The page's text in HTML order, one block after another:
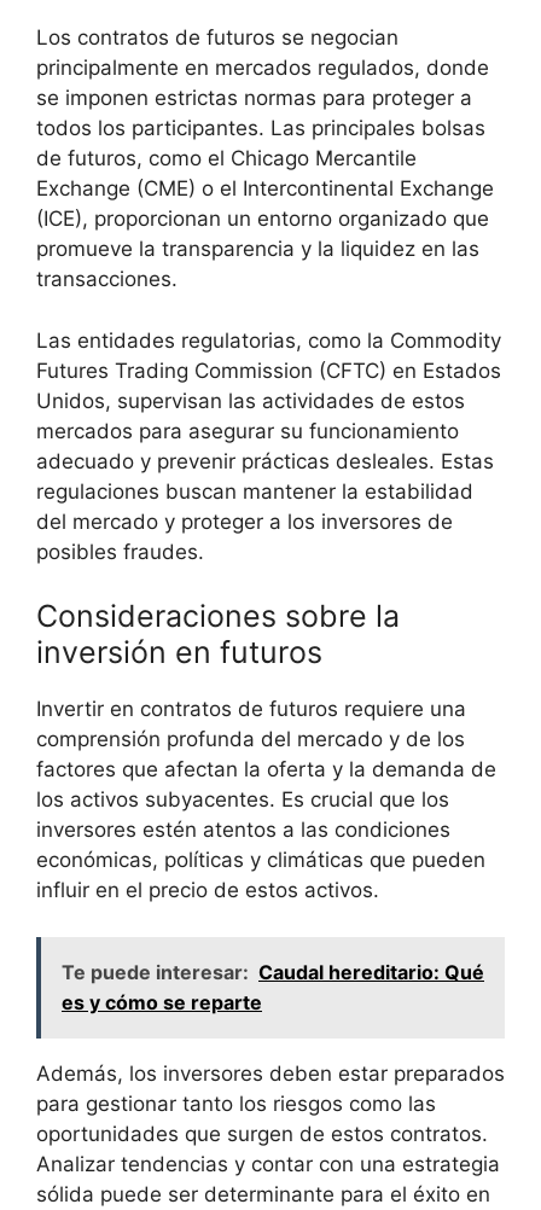
Los contratos de futuros se negocian
principalmente ⁢en mercados ​regulados,‍ donde
se imponen estrictas normas‍ para proteger a
todos los participantes. Las principales bolsas
de futuros,⁣ como el Chicago Mercantile
Exchange (CME) o el Intercontinental Exchange
(ICE), proporcionan⁤ un entorno organizado⁣ que
promueve la transparencia ⁢y​ la liquidez en las
transacciones.⁣
Las entidades regulatorias, como la Commodity
‌Futures Trading ‍Commission (CFTC) en ⁤Estados
Unidos, supervisan las actividades de estos
mercados para ⁢asegurar su funcionamiento
adecuado ⁤y prevenir prácticas desleales. Estas
regulaciones buscan mantener la⁤ estabilidad​
del mercado y proteger a los ‍inversores de
posibles fraudes.
Consideraciones sobre la
inversión en futuros
Invertir en contratos de ​futuros requiere una
comprensión profunda del mercado y de⁤ los
⁢factores que afectan la⁤ oferta y la demanda de
los activos subyacentes.​ Es crucial que ⁤los
inversores estén ⁤atentos a las ‍condiciones⁣
económicas, políticas y‌ climáticas⁣ que pueden
influir en ​el precio de ⁢estos activos.
Te puede interesar: Caudal hereditario: Qué
es y cómo se reparte
Además, los inversores ‌deben estar ⁢preparados
para gestionar ​tanto‍ los riesgos como las
oportunidades ⁤que surgen ⁢de estos contratos.
Analizar tendencias y contar con ⁤una estrategia
sólida puede ser determinante para⁤ el éxito ‌en